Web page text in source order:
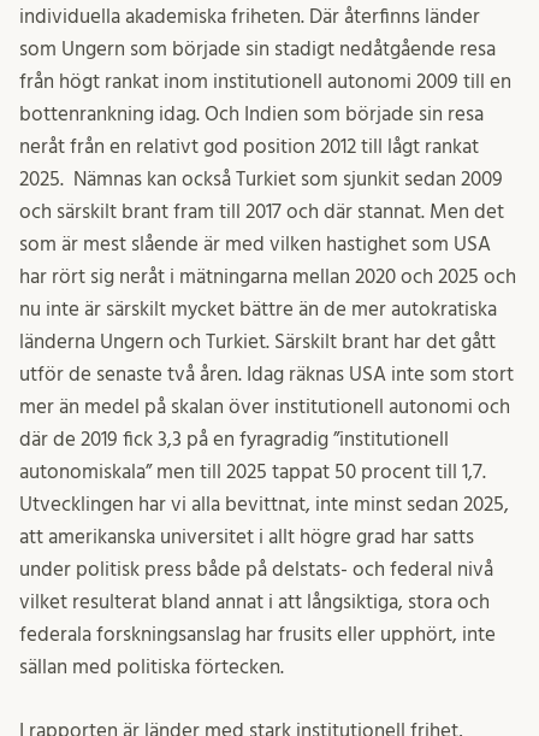
individuella akademiska friheten. Där återfinns länder
som Ungern som började sin stadigt nedåtgående resa
från högt rankat inom institutionell autonomi 2009 till en
bottenrankning idag. Och Indien som började sin resa
neråt från en relativt god position 2012 till lågt rankat
2025. Nämnas kan också Turkiet som sjunkit sedan 2009
och särskilt brant fram till 2017 och där stannat. Men det
som är mest slående är med vilken hastighet som USA
har rört sig neråt i mätningarna mellan 2020 och 2025 och
nu inte är särskilt mycket bättre än de mer autokratiska
länderna Ungern och Turkiet. Särskilt brant har det gått
utför de senaste två åren. Idag räknas USA inte som stort
mer än medel på skalan över institutionell autonomi och
där de 2019 fick 3,3 på en fyragradig ”institutionell
autonomiskala” men till 2025 tappat 50 procent till 1,7.
Utvecklingen har vi alla bevittnat, inte minst sedan 2025,
att amerikanska universitet i allt högre grad har satts
under politisk press både på delstats- och federal nivå
vilket resulterat bland annat i att långsiktiga, stora och
federala forskningsanslag har frusits eller upphört, inte
sällan med politiska förtecken.
I rapporten är länder med stark institutionell frihet,